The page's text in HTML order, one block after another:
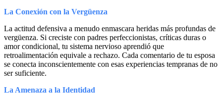
La Conexión con la Vergüenza
La actitud defensiva a menudo enmascara heridas más profundas de
vergüenza. Si creciste con padres perfeccionistas, críticas duras o
amor condicional, tu sistema nervioso aprendió que
retroalimentación equivale a rechazo. Cada comentario de tu esposa
se conecta inconscientemente con esas experiencias tempranas de no
ser suficiente.
La Amenaza a la Identidad